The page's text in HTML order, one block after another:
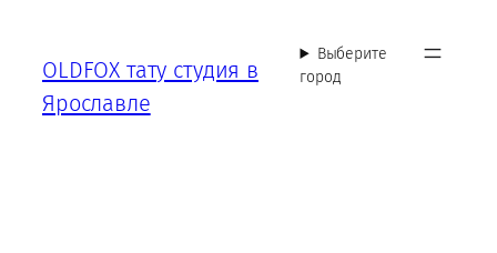
содержимому
OLDFOX тату студия в
Ярославле
Выберите
город